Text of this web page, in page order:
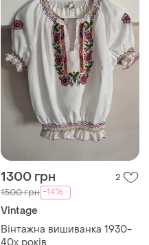
1300 грн 2
1500 грн -14%
Vintage
Вінтажна вишиванка 1930-
40х років